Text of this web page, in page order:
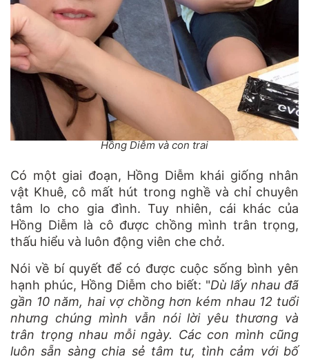
Hồng Diễm và con trai
Có một giai đoạn, Hồng Diễm khái giống nhân
vật Khuê, cô mất hút trong nghề và chỉ chuyên
tâm lo cho gia đình. Tuy nhiên, cái khác của
Hồng Diễm là cô được chồng mình trân trọng,
thấu hiểu và luôn động viên che chở.
Nói về bí quyết để có được cuộc sống bình yên
hạnh phúc, Hồng Diễm cho biết: "Dù lấy nhau đã
gần 10 năm, hai vợ chồng hơn kém nhau 12 tuổi
nhưng chúng mình vẫn nói lời yêu thương và
trân trọng nhau mỗi ngày. Các con mình cũng
luôn sẵn sàng chia sẻ tâm tư, tình cảm với bố